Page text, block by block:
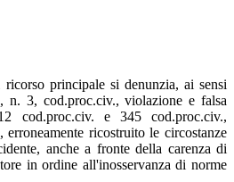
principale si denunzia, ai sensi
n. 3, cod.proc.civ., violazione e falsa
cod.proc.civ. e 345 cod.proc.civ.,
ricostruito le circostanze
anche a fronte della carenza di
in ordine all'inosservanza di norme